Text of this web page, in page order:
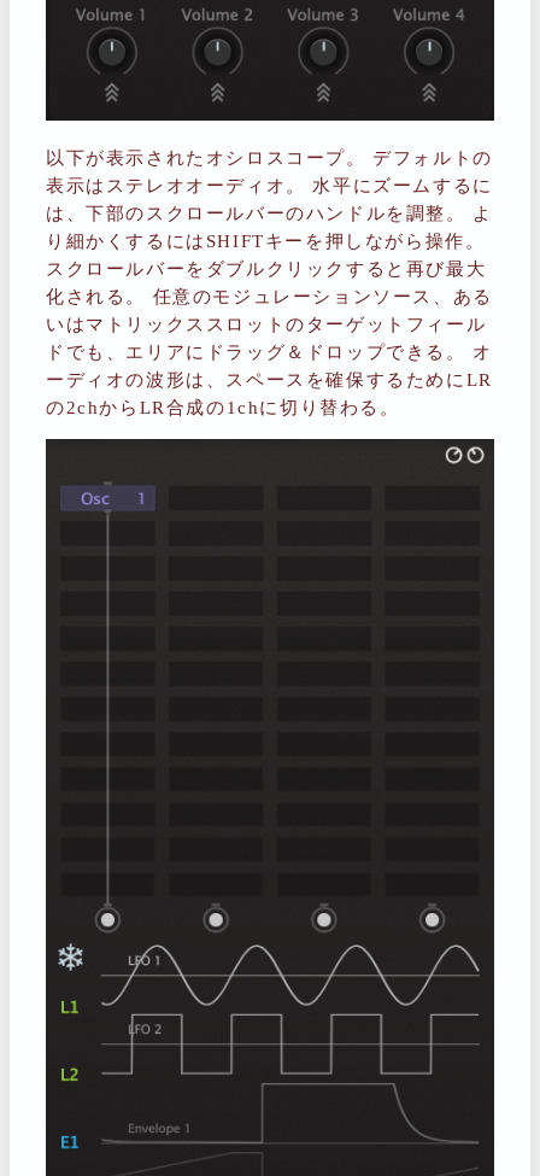
以下が表示されたオシロスコープ。 デフォルトの
表示はステレオオーディオ。 水平にズームするに
は、下部のスクロールバーのハンドルを調整。 よ
り細かくするにはSHIFTキーを押しながら操作。
スクロールバーをダブルクリックすると再び最大
化される。 任意のモジュレーションソース、ある
いはマトリックススロットのターゲットフィール
ドでも、エリアにドラッグ＆ドロップできる。 オ
ーディオの波形は、スペースを確保するためにLR
の2chからLR合成の1chに切り替わる。